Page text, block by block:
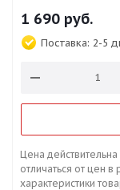
1 690 руб.
Поставка: 2-5
Цена
отличаться от цен
характеристики